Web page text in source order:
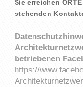
Sie erreichen
stehenden
betriebenen
https://